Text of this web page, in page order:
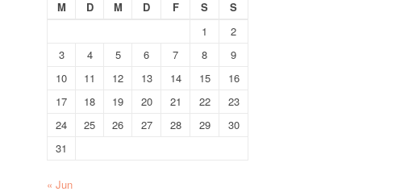
M D M D F S
S
1
2
3
4 5 6 7 8
9
10
11 12 13 14 15
16
17
18 19 20 21 22
23
24
25 26 27 28 29
30
31
« Jun